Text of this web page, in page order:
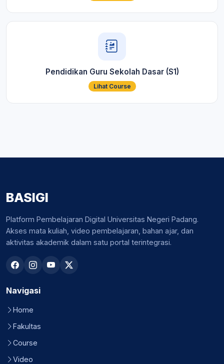
Pendidikan Guru Sekolah Dasar (S1)
Lihat Course
BASIGI
Platform Pembelajaran Digital Universitas Negeri Padang.
Akses mata kuliah, video pembelajaran, bahan ajar, dan
aktivitas akademik dalam satu portal terintegrasi.
Navigasi
Home
Fakultas
Course
Video